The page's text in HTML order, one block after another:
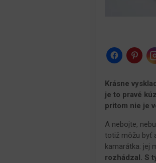
Krásne
je to pravé
pritom nie je
A nebojte,
totiž môžu byť
kamarátka: jej
rozhádzal. S